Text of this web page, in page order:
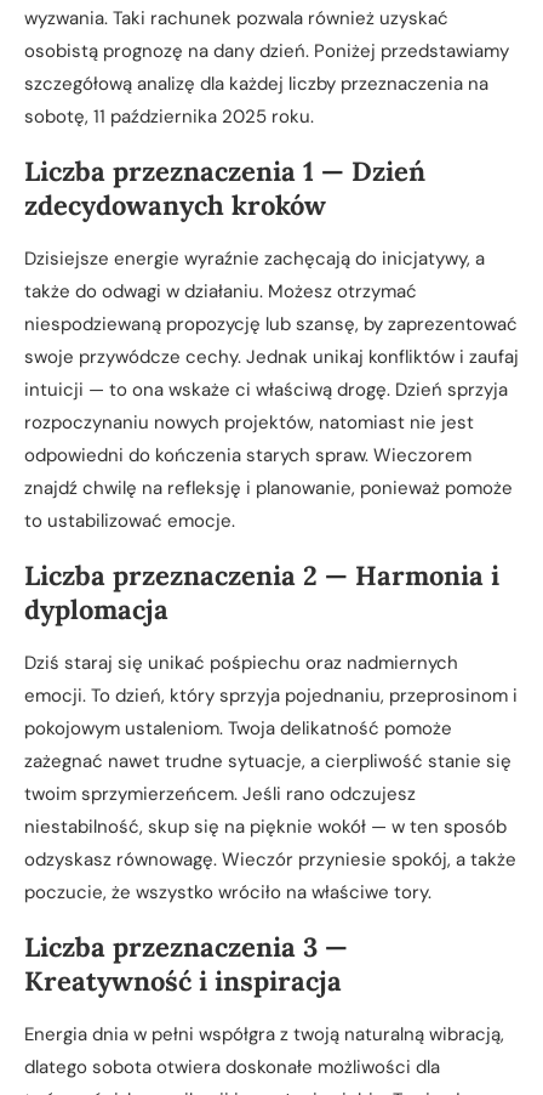
wyzwania. Taki rachunek pozwala również uzyskać
osobistą prognozę na dany dzień. Poniżej przedstawiamy
szczegółową analizę dla każdej liczby przeznaczenia na
sobotę, 11 października 2025 roku.
Liczba przeznaczenia 1 — Dzień
zdecydowanych kroków
Dzisiejsze energie wyraźnie zachęcają do inicjatywy, a
także do odwagi w działaniu. Możesz otrzymać
niespodziewaną propozycję lub szansę, by zaprezentować
swoje przywódcze cechy. Jednak unikaj konfliktów i zaufaj
intuicji — to ona wskaże ci właściwą drogę. Dzień sprzyja
rozpoczynaniu nowych projektów, natomiast nie jest
odpowiedni do kończenia starych spraw. Wieczorem
znajdź chwilę na refleksję i planowanie, ponieważ pomoże
to ustabilizować emocje.
Liczba przeznaczenia 2 — Harmonia i
dyplomacja
Dziś staraj się unikać pośpiechu oraz nadmiernych
emocji. To dzień, który sprzyja pojednaniu, przeprosinom i
pokojowym ustaleniom. Twoja delikatność pomoże
zażegnać nawet trudne sytuacje, a cierpliwość stanie się
twoim sprzymierzeńcem. Jeśli rano odczujesz
niestabilność, skup się na pięknie wokół — w ten sposób
odzyskasz równowagę. Wieczór przyniesie spokój, a także
poczucie, że wszystko wróciło na właściwe tory.
Liczba przeznaczenia 3 —
Kreatywność i inspiracja
Energia dnia w pełni współgra z twoją naturalną wibracją,
dlatego sobota otwiera doskonałe możliwości dla